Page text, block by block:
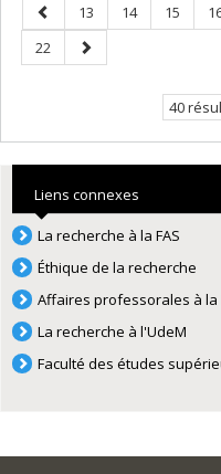
Page
précédente
Page
13 Page
14 Page
15
Page
22
Page
suivante
40
Liens connexes
La recherche à la FAS
Éthique de la recherche
Affaires professorales à la
La recherche à l'UdeM
Faculté des études